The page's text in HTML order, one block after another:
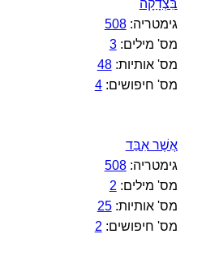
בִּצְדָקָה
גימטריה:508
מס' מילים:3
מס' אותיות:48
מס' חיפושים:4
אֲשֶׁר אִבַּד
גימטריה:508
מס' מילים: 2
מס' אותיות:25
מס' חיפושים: 2